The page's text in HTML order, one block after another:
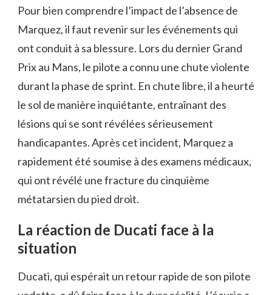
Pour bien comprendre l’impact de l’absence de
Marquez, il faut revenir sur les événements qui
ont conduit à sa blessure. Lors du dernier Grand
Prix au Mans, le pilote a connu une chute violente
durant la phase de sprint. En chute libre, il a heurté
le sol de manière inquiétante, entraînant des
lésions qui se sont révélées sérieusement
handicapantes. Après cet incident, Marquez a
rapidement été soumise à des examens médicaux,
qui ont révélé une fracture du cinquième
métatarsien du pied droit.
La réaction de Ducati face à la
situation
Ducati, qui espérait un retour rapide de son pilote